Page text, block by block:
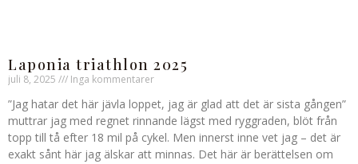
Laponia triathlon 2025
juli 8, 2025 Inga kommentarer
”Jag hatar det här jävla loppet, jag är glad att det är sista gången”
muttrar jag med regnet rinnande lägst med ryggraden, blöt från
topp till tå efter 18 mil på cykel. Men innerst inne vet jag – det är
exakt sånt här jag älskar att minnas. Det här är berättelsen om